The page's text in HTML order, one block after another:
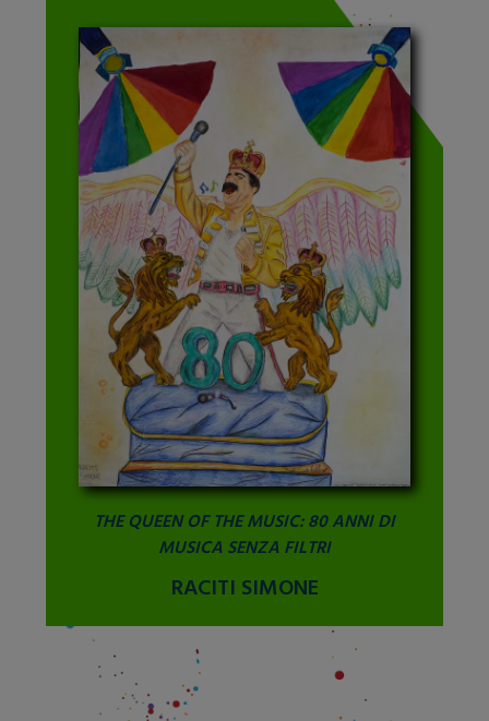
THE QUEEN OF THE MUSIC: 80 ANNI DI
MUSICA SENZA FILTRI
RACITI SIMONE